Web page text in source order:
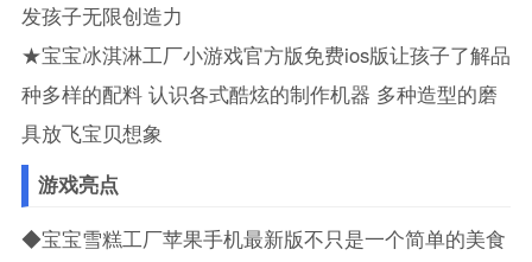
发孩子无限创造力
★宝宝冰淇淋工厂小游戏官方版免费ios版让孩子了解品
种多样的配料 认识各式酷炫的制作机器 多种造型的磨
具放飞宝贝想象
游戏亮点
◆宝宝雪糕工厂苹果手机最新版不只是一个简单的美食